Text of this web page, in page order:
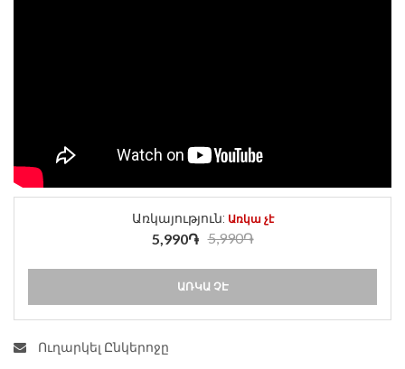
Առկայություն: Առկա չէ
5,990֏ 5,990֏
ԱՌԿԱ ՉԷ
Ուղարկել Ընկերոջը